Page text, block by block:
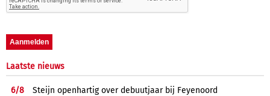
Laatste nieuws
6/8
Steijn openhartig over debuutjaar bij Feyenoord